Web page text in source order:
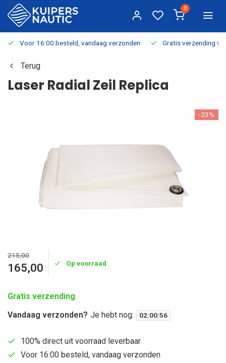
0
Voor 16:00 besteld, vandaag verzonden Gratis verzending
Terug
Laser Radial Zeil Replica
-23%
215,00
165,00 Op voorraad
Gratis verzending
Vandaag verzonden? Je hebt nog: 02:00:56
100% direct uit voorraad leverbaar
Voor 16:00 besteld, vandaag verzonden